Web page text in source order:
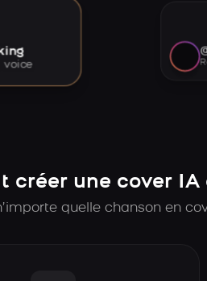
voice
créer une cover IA
quelle chanson en